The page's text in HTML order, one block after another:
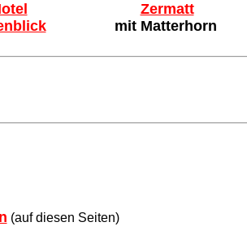
Zermatt
mit Matterhorn
(auf diesen Seiten)